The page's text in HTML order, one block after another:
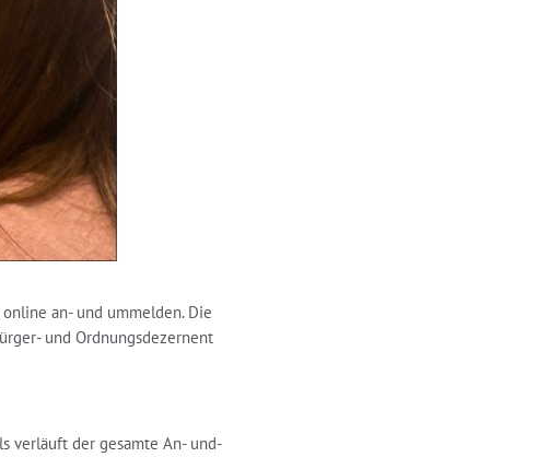
an- und ummelden. Die
und Ordnungsdezernent
verläuft der gesamte An- und-